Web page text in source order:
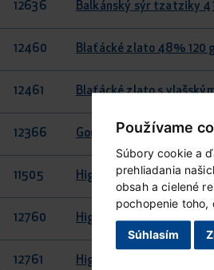
Používame
Súbory cookie a
prehliadania
obsah a cielené
pochopenie toho,
Súhlasím
12636 Balkánský sýr tzatziky
12460 Blaťácké zlato 48% 120
12461 Blaťácké zlato s
12366 Gouda 48% plátky 100 g
11505 High protein cottage
12760 High protein Eidam PRO
12761 High protein Madeland